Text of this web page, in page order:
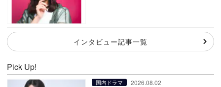
インタビュー記事一覧
Pick Up!
国内ドラマ 2026.08.02